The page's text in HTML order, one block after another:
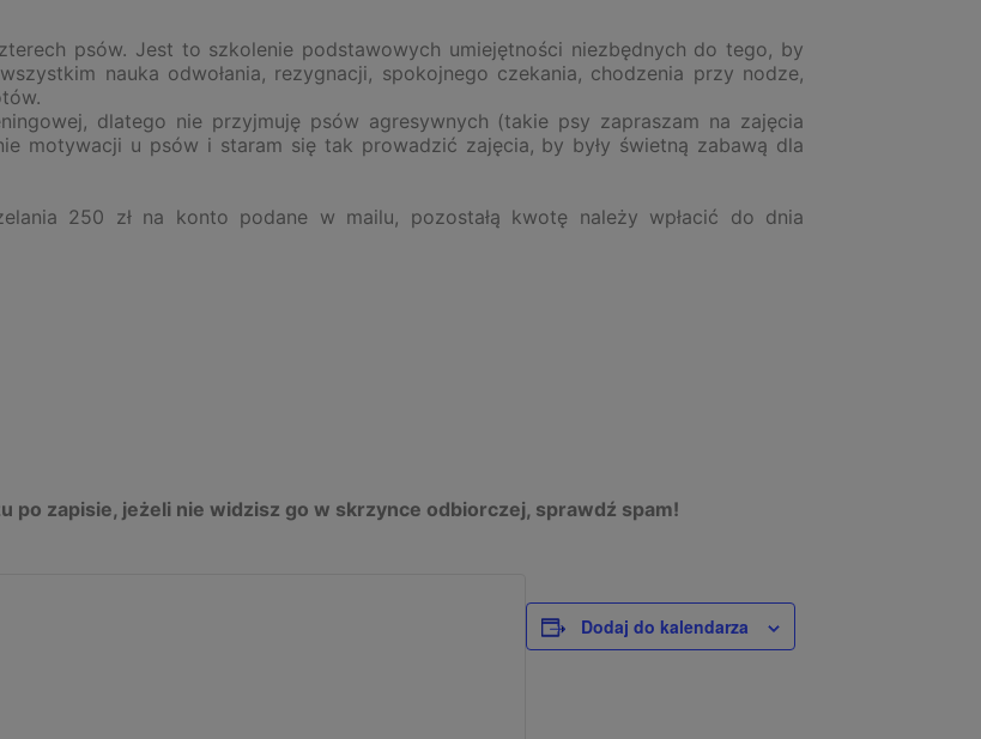
psów. Jest to szkolenie podstawowych umiejętności niezbędnych do tego, by
nauka odwołania, rezygnacji, spokojnego czekania, chodzenia przy nodze,
dlatego nie przyjmuję psów agresywnych (takie psy zapraszam na zajęcia
motywacji u psów i staram się tak prowadzić zajęcia, by były świetną zabawą dla
250 zł na konto podane w mailu, pozostałą kwotę należy wpłacić do dnia
po zapisie, jeżeli nie widzisz go w skrzynce odbiorczej, sprawdź spam!
Dodaj do kalendarza